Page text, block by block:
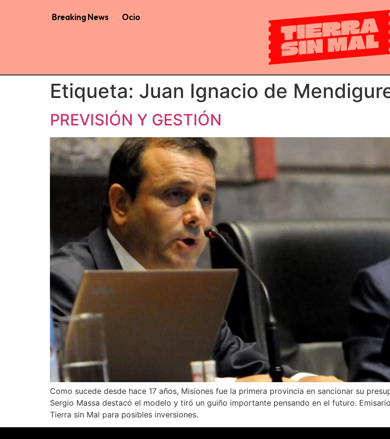
Breaking News Ocio
Etiqueta: Juan Ignacio de
PREVISIÓN Y GESTIÓN
Como sucede desde hace 17 años, Misiones fue la primera provincia en sancionar su
Sergio Massa destacó el modelo y tiró un guiño importante pensando en el futuro.
Tierra sin Mal para posibles inversiones.